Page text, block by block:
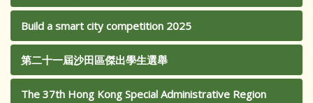
Build a smart city competition 2025
第二十一屆沙田區傑出學生選舉
The 37th Hong Kong Special Administrative Region